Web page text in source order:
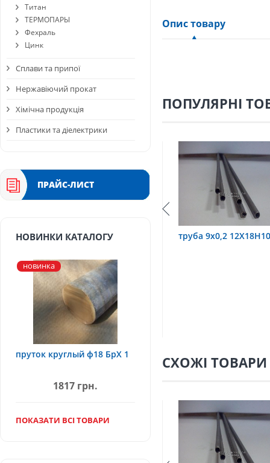
Опис товару
ПОПУЛЯРНІ
труба 9х0,2 12Х18Н10Т труба 75х1,5,
СХОЖІ ТОВАРИ
Титан
ТЕРМОПАРЫ
Фехраль
Цинк
Сплави та припої
Нержавіючий прокат
Хімічна продукція
Пластики та діелектрики
ПРАЙС-ЛИСТ
НОВИНКИ КАТАЛОГУ
новинка
пруток круглый ф18 БрХ 1
1817 грн.
ПОКАЗАТИ ВСІ ТОВАРИ